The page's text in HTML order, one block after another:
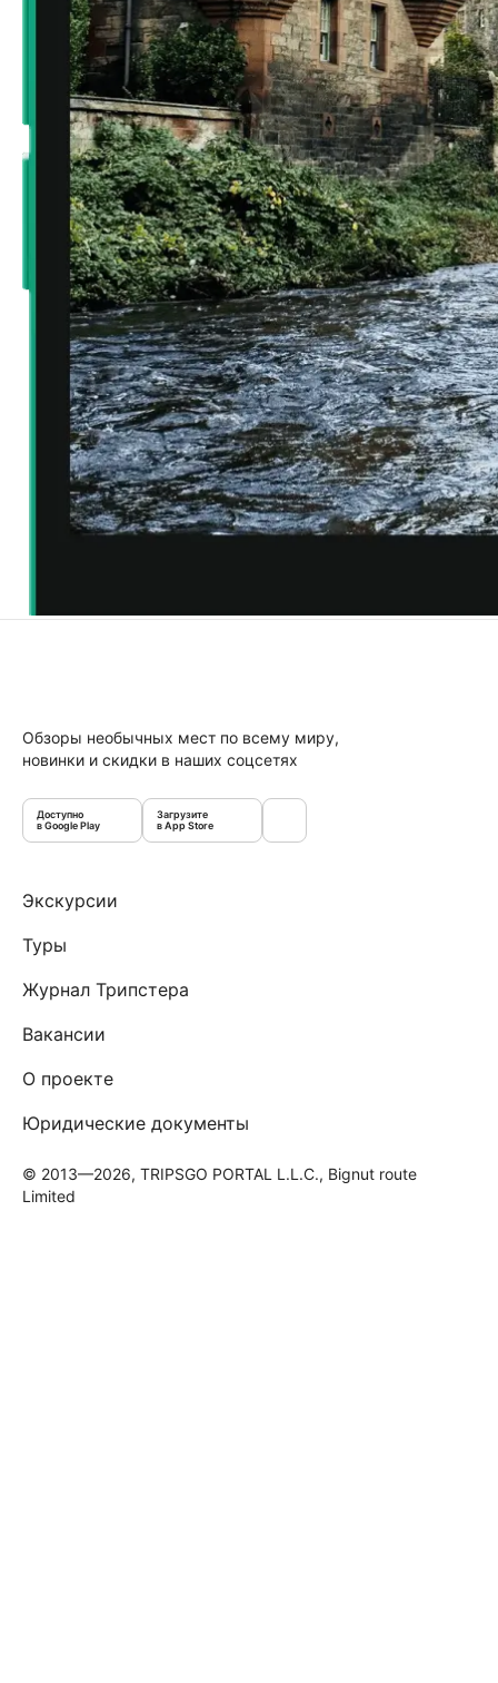
Обзоры необычных мест по всему миру,
новинки и скидки в наших соцсетях
Доступно
в Google Play
Загрузите
в App Store
Экскурсии
Туры
Журнал Трипстера
Вакансии
О проекте
Юридические документы
© 2013—2026, TRIPSGO PORTAL L.L.C., Bignut route
Limited